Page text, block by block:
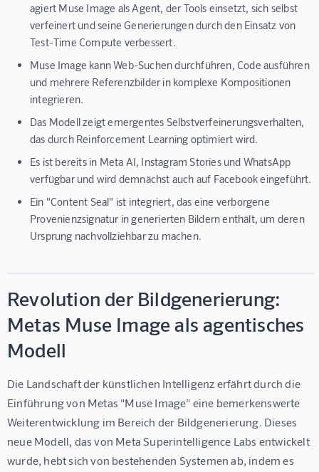
agiert Muse Image als Agent, der Tools einsetzt, sich selbst
verfeinert und seine Generierungen durch den Einsatz von
Test-Time Compute verbessert.
Muse Image kann Web-Suchen durchführen, Code ausführen
und mehrere Referenzbilder in komplexe Kompositionen
integrieren.
Das Modell zeigt emergentes Selbstverfeinerungsverhalten,
das durch Reinforcement Learning optimiert wird.
Es ist bereits in Meta AI, Instagram Stories und WhatsApp
verfügbar und wird demnächst auch auf Facebook eingeführt.
Ein "Content Seal" ist integriert, das eine verborgene
Provenienzsignatur in generierten Bildern enthält, um deren
Ursprung nachvollziehbar zu machen.
Revolution der Bildgenerierung:
Metas Muse Image als agentisches
Modell
Die Landschaft der künstlichen Intelligenz erfährt durch die
Einführung von Metas "Muse Image" eine bemerkenswerte
Weiterentwicklung im Bereich der Bildgenerierung. Dieses
neue Modell, das von Meta Superintelligence Labs entwickelt
wurde, hebt sich von bestehenden Systemen ab, indem es